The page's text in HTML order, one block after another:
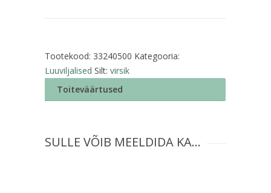
Tootekood: 33240500 Kategooria:
Luuviljalised Silt: virsik
Toiteväärtused
SULLE VÕIB MEELDIDA KA…